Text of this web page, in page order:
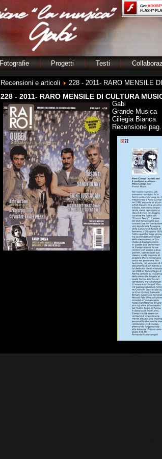
Fotografie Progetti Testi
Recensioni e articoli 228 - 2011- RARO MENSILE
228 - 2011- RARO MENSILE DI CULTURA
Gabi
Grande Musica
Ciliegia Bianca
Recensione